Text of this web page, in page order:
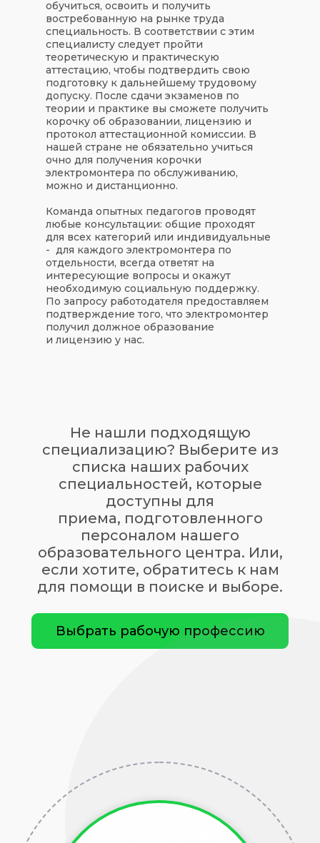
обучиться, освоить и получить
востребованную на рынке труда
специальность. В соответствии с этим
специалисту следует пройти
теоретическую и практическую
аттестацию, чтобы подтвердить свою
подготовку к дальнейшему трудовому
допуску. После сдачи экзаменов по
теории и практике вы сможете получить
корочку об образовании, лицензию и
протокол аттестационной комиссии. В
нашей стране не обязательно учиться
очно для получения корочки
электромонтера по обслуживанию,
можно и дистанционно.
Команда опытных педагогов проводят
любые консультации: общие проходят
для всех категорий или индивидуальные
- для каждого электромонтера по
отдельности, всегда ответят на
интересующие вопросы и окажут
необходимую социальную поддержку.
По запросу работодателя предоставляем
подтверждение того, что электромонтер
получил должное образование
и лицензию у нас.
Не нашли подходящую
специализацию? Выберите из
списка наших рабочих
специальностей, которые
доступны для
приема, подготовленного
персоналом нашего
образовательного центра. Или,
если хотите, обратитесь к нам
для помощи в поиске и выборе.
Выбрать рабочую профессию